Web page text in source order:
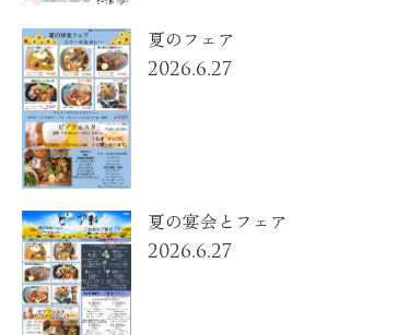
夏のフェア
2026.6.27
夏の宴会とフェア
2026.6.27